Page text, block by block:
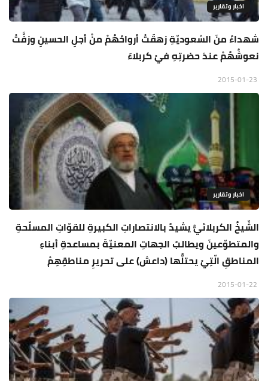
اخبار وتقارير
شهداءُ منَ السّعوديّةِ زهقَتْ أرواحُهُمْ منْ أجلِ الحسينِ وزفَّتْ
نعوشُهُمْ عندَ حضرتِهِ فيْ كربلاءَ
اخبار وتقارير
الشّيخُ الكربلائيُّ يشيدُ بالانتصاراتِ الكبيرةِ للقوّاتِ المسلّحةِ
والمتطوّعينَ ويطالبُ الجهاتِ المعنيّةَ بمساعدةِ أبناءِ
المناطقِ الّتِيْ يحتلُّها (داعش) على تحريرِ مناطقِهِمْ